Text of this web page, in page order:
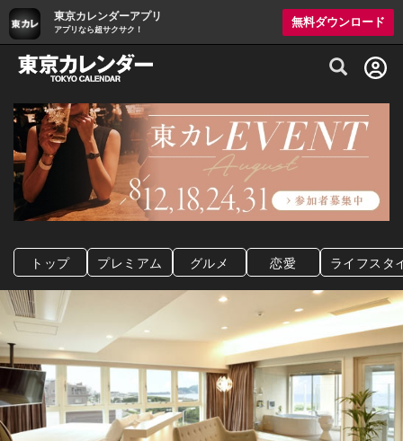
東京カレンダーアプリ
アプリなら超サクサク！
無料ダウンロード
グルメ情報・プレミアムレストラン予約
トップ プレミアム グルメ 恋愛 ライフスタ